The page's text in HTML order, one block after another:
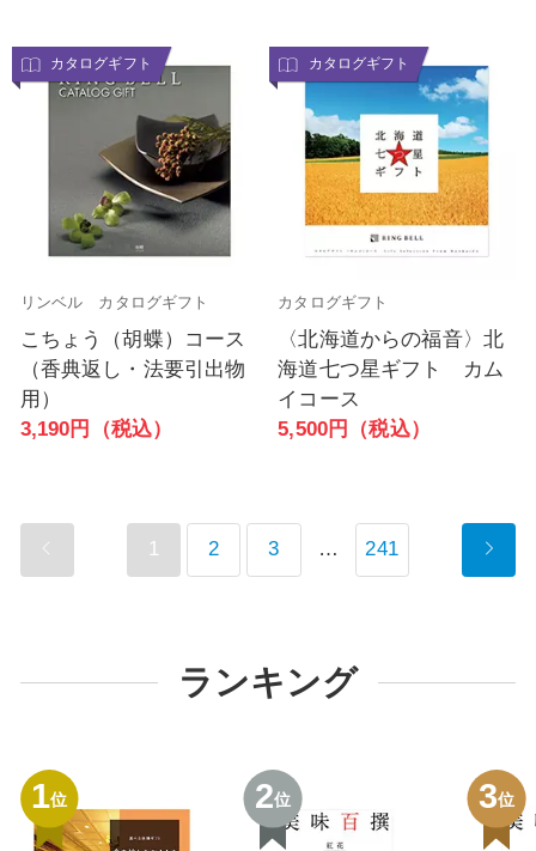
カタログギフト
リンベル カタログギフト
こちょう（胡蝶）コース
（香典返し・法要引出物
用）
3,190円（税込）
カタログギフト
カタログギフト
〈北海道からの福音〉北
海道七つ星ギフト カム
イコース
5,500円（税込）
1 2 3 … 241
ランキング
1位 2位 3位